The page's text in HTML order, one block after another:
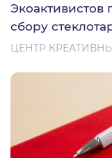
сбору
ЦЕНТР